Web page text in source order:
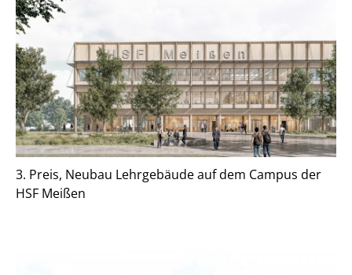
3. Preis, Neubau Lehrgebäude auf dem Campus der
HSF Meißen